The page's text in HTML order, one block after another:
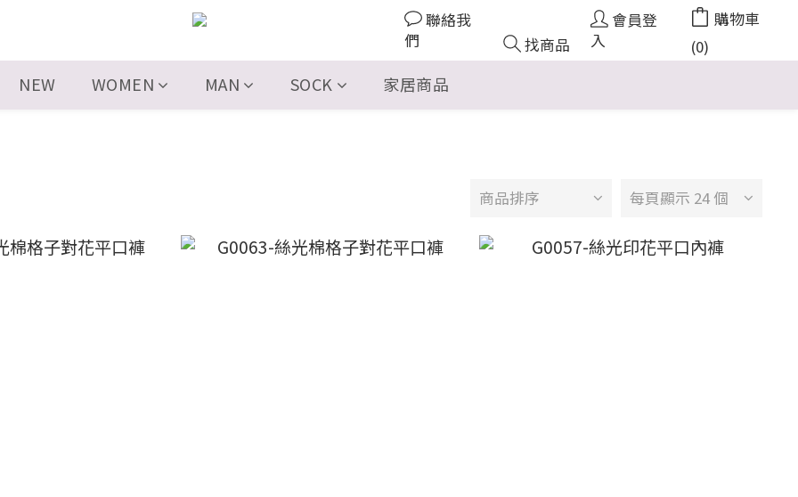
聯絡我
們
找商品
會員登
入
購物車
(0)
NEW WOMEN MAN SOCK 家居商品
商品排序 每頁顯示 24 個